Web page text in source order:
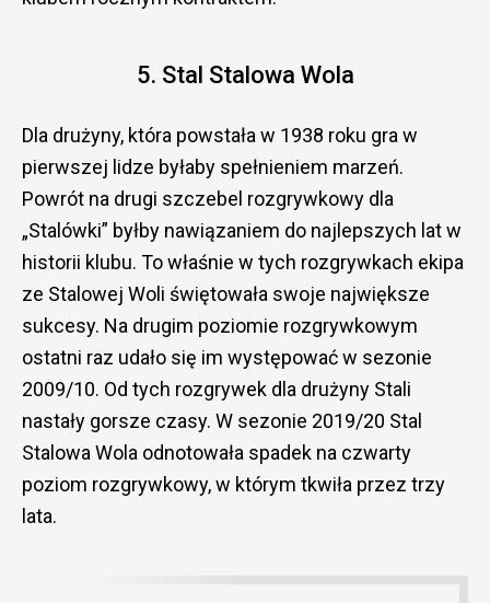
5. Stal Stalowa Wola
Dla drużyny, która powstała w 1938 roku gra w
pierwszej lidze byłaby spełnieniem marzeń.
Powrót na drugi szczebel rozgrywkowy dla
„Stalówki” byłby nawiązaniem do najlepszych lat w
historii klubu. To właśnie w tych rozgrywkach ekipa
ze Stalowej Woli świętowała swoje największe
sukcesy. Na drugim poziomie rozgrywkowym
ostatni raz udało się im występować w sezonie
2009/10. Od tych rozgrywek dla drużyny Stali
nastały gorsze czasy. W sezonie 2019/20 Stal
Stalowa Wola odnotowała spadek na czwarty
poziom rozgrywkowy, w którym tkwiła przez trzy
lata.